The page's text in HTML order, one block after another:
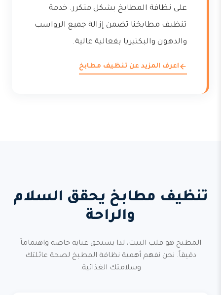
على نظافة المطابخ بشكل متكرر. خدمة
تنظيف مطابخنا تضمن إزالة جميع الرواسب
والدهون والبكتيريا بفعالية عالية.
اعرف المزيد عن تنظيف مطابخ
تنظيف مطابخ يحقق السلام
والراحة
المطبخ هو قلب البيت، لذا يستحق عناية خاصة واهتماماً
دقيقاً. نحن نفهم أهمية نظافة المطبخ لصحة عائلتك
وسلامتك الغذائية.